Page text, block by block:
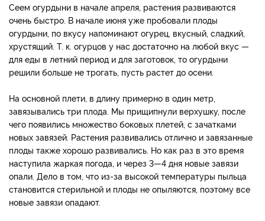
Сеем огурдыни в начале апреля, растения развиваются
очень быстро. В начале июня уже пробовали плоды
огурдыни, по вкусу напоминают огурец, вкусный, сладкий,
хрустящий. Т. к. огурцов у нас достаточно на любой вкус —
для еды в лет­ний период и для за­готовок, то огурдыни
решили больше не трогать, пусть растет до осени.
На основной плети, в длину примерно в один метр,
завязыва­лись три плода. Мы при­щипнули верхушку, после
чего появились множество боковых плетей, с зачатками
новых завязей. Рас­тения развивались отлично и завязанные
плоды также хорошо раз­вивались. Но как раз в это время
наступила жаркая погода, и через 3—4 дня новые завязи
опа­ли. Дело в том, что из-за высокой температуры пыльца
становится стерильной и плоды не опыляются, поэто­му все
новые завязи опадают.